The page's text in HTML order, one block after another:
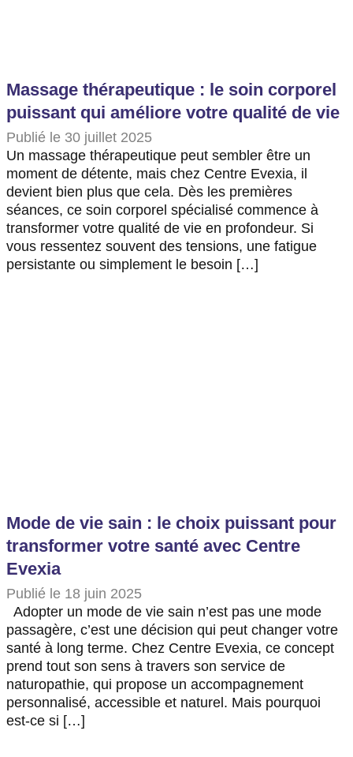
Massage thérapeutique : le soin corporel
puissant qui améliore votre qualité de vie
Publié le 30 juillet 2025
Un massage thérapeutique peut sembler être un
moment de détente, mais chez Centre Evexia, il
devient bien plus que cela. Dès les premières
séances, ce soin corporel spécialisé commence à
transformer votre qualité de vie en profondeur. Si
vous ressentez souvent des tensions, une fatigue
persistante ou simplement le besoin […]
Mode de vie sain : le choix puissant pour
transformer votre santé avec Centre
Evexia
Publié le 18 juin 2025
Adopter un mode de vie sain n’est pas une mode
passagère, c’est une décision qui peut changer votre
santé à long terme. Chez Centre Evexia, ce concept
prend tout son sens à travers son service de
naturopathie, qui propose un accompagnement
personnalisé, accessible et naturel. Mais pourquoi
est-ce si […]